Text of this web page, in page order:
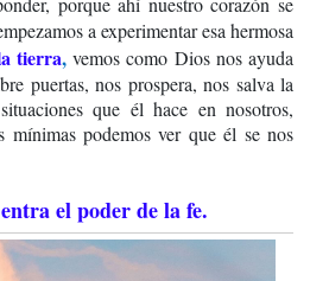
a experimentar esa hermosa
tierra, vemos como Dios nos ayuda
puertas, nos prospera, nos salva la
que él hace en nosotros,
mínimas podemos ver que él se nos
el poder de la fe.